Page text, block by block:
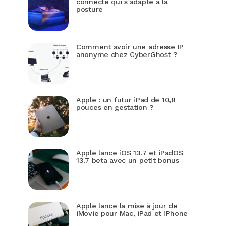
posture
Comment avoir une adresse IP
anonyme chez CyberGhost ?
Apple : un futur iPad de 10,8
pouces en gestation ?
Apple lance iOS 13.7 et iPadOS
13.7 beta avec un petit bonus
Apple lance la mise à jour de
iMovie pour Mac, iPad et iPhone